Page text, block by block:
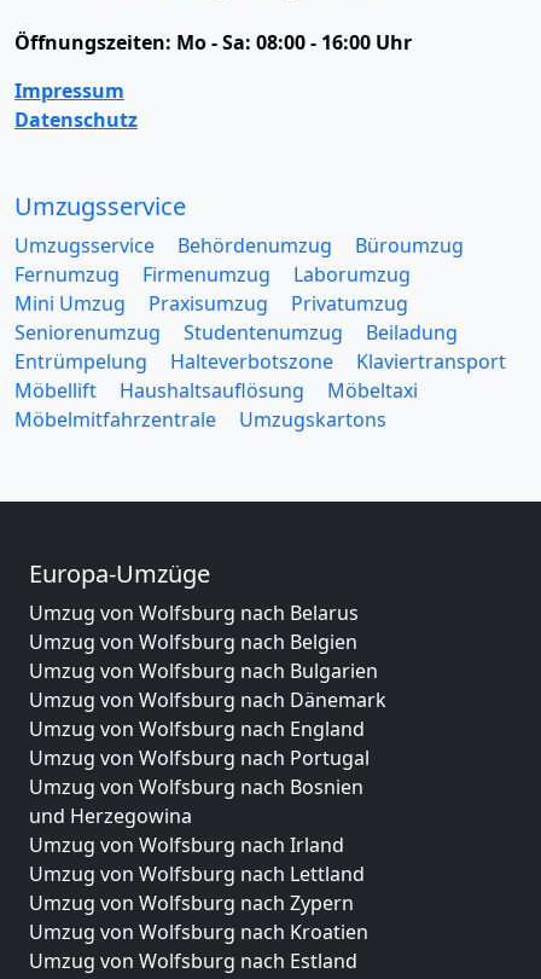
Öffnungszeiten: Mo - Sa: 08:00 - 16:00 Uhr
Impressum
Datenschutz
Umzugsservice
Umzugsservice Behördenumzug
Büroumzug
Fernumzug
Firmenumzug
Laborumzug
Mini Umzug
Praxisumzug
Privatumzug
Seniorenumzug
Studentenumzug
Beiladung
Entrümpelung
Halteverbotszone
Klaviertransport
Möbellift
Haushaltsauflösung
Möbeltaxi
Möbelmitfahrzentrale
Umzugskartons
Europa-Umzüge
Umzug von Wolfsburg nach Belarus
Umzug von Wolfsburg nach Belgien
Umzug von Wolfsburg nach Bulgarien
Umzug von Wolfsburg nach Dänemark
Umzug von Wolfsburg nach England
Umzug von Wolfsburg nach Portugal
Umzug von Wolfsburg nach Bosnien
und Herzegowina
Umzug von Wolfsburg nach Irland
Umzug von Wolfsburg nach Lettland
Umzug von Wolfsburg nach Zypern
Umzug von Wolfsburg nach Kroatien
Umzug von Wolfsburg nach Estland